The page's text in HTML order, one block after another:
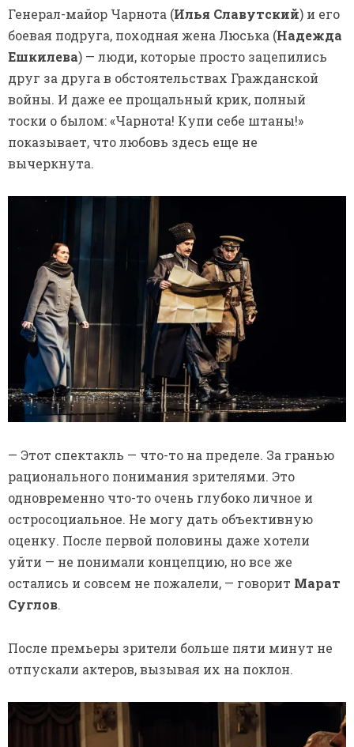
Генерал-майор Чарнота (Илья Славутский) и его
боевая подруга, походная жена Люська (Надежда
Ешкилева) — люди, которые просто зацепились
друг за друга в обстоятельствах Гражданской
войны. И даже ее прощальный крик, полный
тоски о былом: «Чарнота! Купи себе штаны!»
показывает, что любовь здесь еще не
вычеркнута.
— Этот спектакль — что-то на пределе. За гранью
рационального понимания зрителями. Это
одновременно что-то очень глубоко личное и
остросоциальное. Не могу дать объективную
оценку. После первой половины даже хотели
уйти — не понимали концепцию, но все же
остались и совсем не пожалели, — говорит Марат
Суглов.
После премьеры зрители больше пяти минут не
отпускали актеров, вызывая их на поклон.